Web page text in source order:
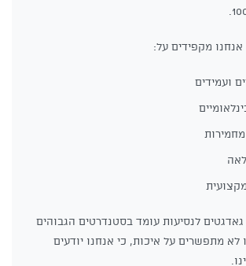
אנחנו מקפידים על:
ועמידים
לנסיעות עומד בסטנדרטים הגבוהים
לא מתפשרים על איכות, כי אנחנו יודעים